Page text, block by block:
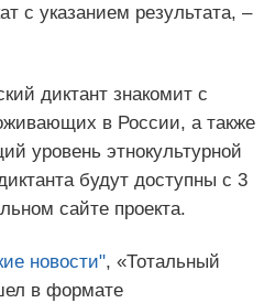
с указанием результата, –
диктант знакомит с
в России, а также
уровень этнокультурной
будут доступны с 3
сайте проекта.
новости", «Тотальный
в формате